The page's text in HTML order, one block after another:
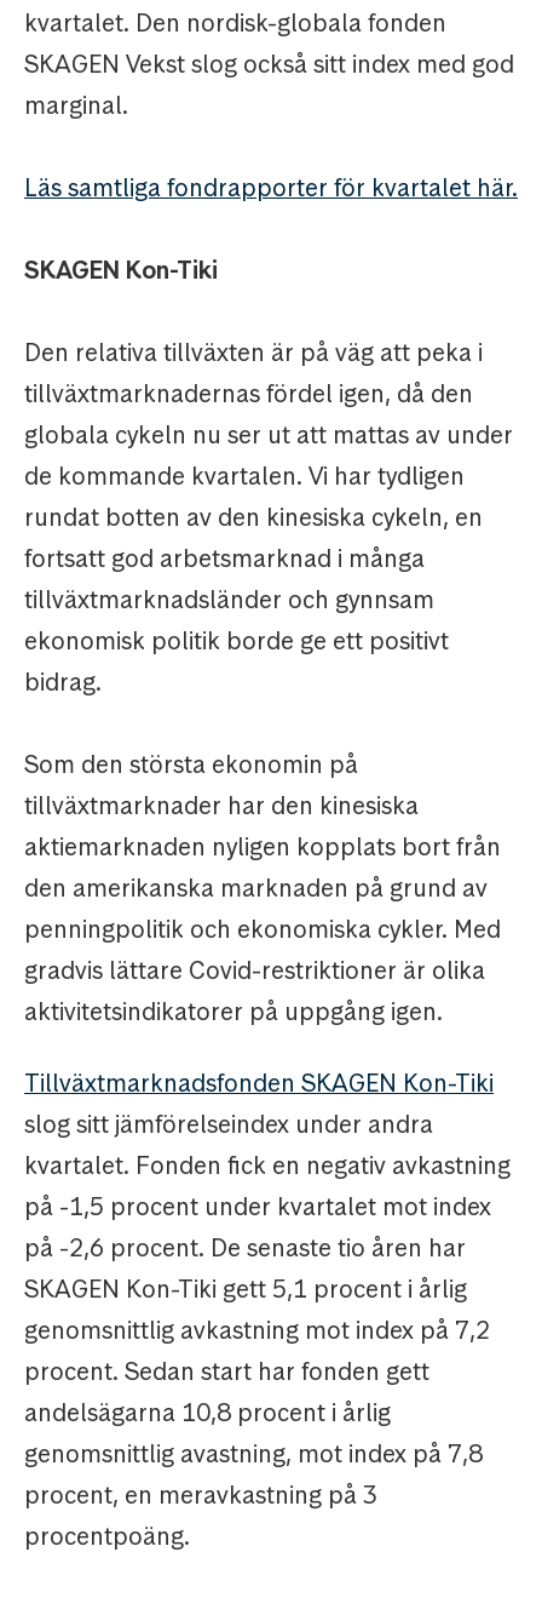
kvartalet. Den nordisk-globala fonden
SKAGEN Vekst slog också sitt index med god
marginal.
Läs samtliga fondrapporter för kvartalet här.
SKAGEN Kon-Tiki
Den relativa tillväxten är på väg att peka i
tillväxtmarknadernas fördel igen, då den
globala cykeln nu ser ut att mattas av under
de kommande kvartalen. Vi har tydligen
rundat botten av den kinesiska cykeln, en
fortsatt god arbetsmarknad i många
tillväxtmarknadsländer och gynnsam
ekonomisk politik borde ge ett positivt
bidrag.
Som den största ekonomin på
tillväxtmarknader har den kinesiska
aktiemarknaden nyligen kopplats bort från
den amerikanska marknaden på grund av
penningpolitik och ekonomiska cykler. Med
gradvis lättare Covid-restriktioner är olika
aktivitetsindikatorer på uppgång igen.
Tillväxtmarknadsfonden SKAGEN Kon-Tiki
slog sitt jämförelseindex under andra
kvartalet. Fonden fick en negativ avkastning
på -1,5 procent under kvartalet mot index
på -2,6 procent. De senaste tio åren har
SKAGEN Kon-Tiki gett 5,1 procent i årlig
genomsnittlig avkastning mot index på 7,2
procent. Sedan start har fonden gett
andelsägarna 10,8 procent i årlig
genomsnittlig avastning, mot index på 7,8
procent, en meravkastning på 3
procentpoäng.